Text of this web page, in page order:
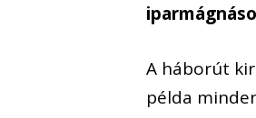
A háborút
példa